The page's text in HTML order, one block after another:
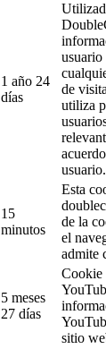
1 año 24
días
de
utiliza
usuario.
15
minutos
Esta
de la
el
admite
5 meses
27 días
Cookie
sitio